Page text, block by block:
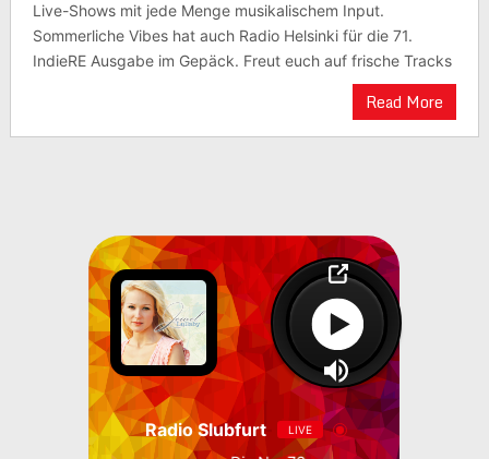
Live-Shows mit jede Menge musikalischem Input.
Sommerliche Vibes hat auch Radio Helsinki für die 71.
IndieRE Ausgabe im Gepäck. Freut euch auf frische Tracks
Read More
Radio Slubfurt LIVE